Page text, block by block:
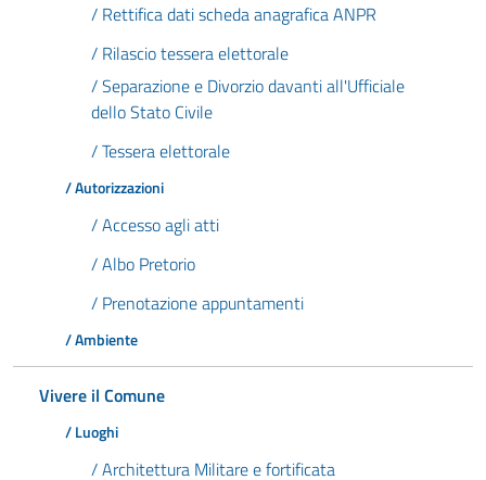
/ Rettifica dati scheda anagrafica ANPR
/ Rilascio tessera elettorale
/ Separazione e Divorzio davanti all'Ufficiale
dello Stato Civile
/ Tessera elettorale
/ Autorizzazioni
/ Accesso agli atti
/ Albo Pretorio
/ Prenotazione appuntamenti
/ Ambiente
Vivere il Comune
/ Luoghi
/ Architettura Militare e fortificata